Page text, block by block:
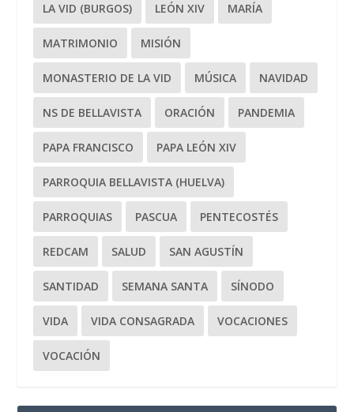
LA VID (BURGOS) LEÓN XIV MARÍA
MATRIMONIO MISIÓN
MONASTERIO DE LA VID MÚSICA NAVIDAD
NS DE BELLAVISTA ORACIÓN PANDEMIA
PAPA FRANCISCO PAPA LEÓN XIV
PARROQUIA BELLAVISTA (HUELVA)
PARROQUIAS PASCUA PENTECOSTÉS
REDCAM SALUD SAN AGUSTÍN
SANTIDAD SEMANA SANTA SÍNODO
VIDA VIDA CONSAGRADA VOCACIONES
VOCACIÓN